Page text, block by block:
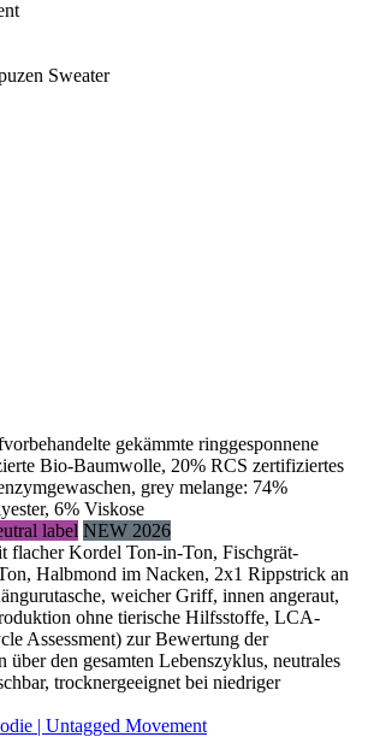
Sweater
gekämmte ringgesponnene
Bio-Baumwolle, 20% RCS zertifiziertes
grey melange: 74%
6% Viskose
label NEW 2026
flacher Kordel Ton-in-Ton, Fischgrät-
Halbmond im Nacken, 2x1 Rippstrick an
weicher Griff, innen angeraut,
ohne tierische Hilfsstoffe, LCA-
Assessment) zur Bewertung der
den gesamten Lebenszyklus, neutrales
trocknergeeignet bei niedriger
| Untagged Movement